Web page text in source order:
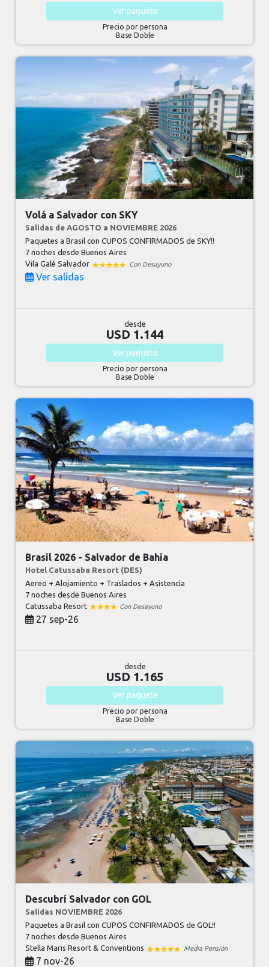
Ver paquete
Precio por persona
Base Doble
Volá a Salvador con SKY
Salidas de AGOSTO a NOVIEMBRE 2026
Paquetes a Brasil con CUPOS CONFIRMADOS de SKY!!
7 nochesdesde Buenos Aires
Vila Galé Salvador
Con Desayuno
Ver salidas
desde
USD 1.144
Ver paquete
Precio por persona
Base Doble
Brasil 2026 - Salvador de Bahia
Hotel Catussaba Resort (DES)
Aereo + Alojamiento + Traslados + Asistencia
7 nochesdesde Buenos Aires
Catussaba Resort
Con Desayuno
27 sep-26
desde
USD 1.165
Ver paquete
Precio por persona
Base Doble
Descubrí Salvador con GOL
Salidas NOVIEMBRE 2026
Paquetes a Brasil con CUPOS CONFIRMADOS de GOL!!
7 nochesdesde Buenos Aires
Stella Maris Resort & Conventions
Media Pensión
7 nov-26